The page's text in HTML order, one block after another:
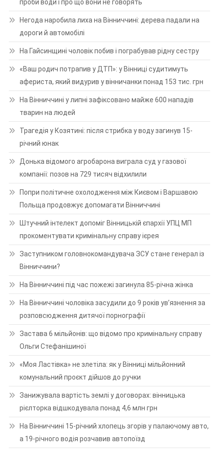
проби води і про що вони не говорять
Негода наробила лиха на Вінниччині: дерева падали на
дороги й автомобілі
На Гайсинщині чоловік побив і пограбував рідну сестру
«Ваш родич потрапив у ДТП»: у Вінниці судитимуть
афериста, який видурив у вінничанки понад 153 тис. грн
На Вінниччині у липні зафіксовано майже 600 нападів
тварин на людей
Трагедія у Козятині: після стрибка у воду загинув 15-
річний юнак
Донька відомого агробарона виграла суд у газової
компанії: позов на 729 тисяч відхилили
Попри політичне охолодження між Києвом і Варшавою
Польща продовжує допомагати Вінниччині
Штучний інтелект допоміг Вінницькій єпархії УПЦ МП
прокоментувати кримінальну справу ієрея
Заступником головнокомандувача ЗСУ стане генерал із
Вінниччини?
На Вінниччині під час пожежі загинула 85-річна жінка
На Вінниччині чоловіка засудили до 9 років ув’язнення за
розповсюдження дитячої порнографії
Застава 6 мільйонів: що відомо про кримінальну справу
Ольги Стефанішиної
«Моя Ластівка» не злетіла: як у Вінниці мільйонний
комунальний проєкт дійшов до ручки
Занижувала вартість землі у договорах: вінницька
рієлторка відшкодувала понад 4,6 млн грн
На Вінниччині 15-річний хлопець згорів у палаючому авто,
а 19-річного водія розчавив автопоїзд